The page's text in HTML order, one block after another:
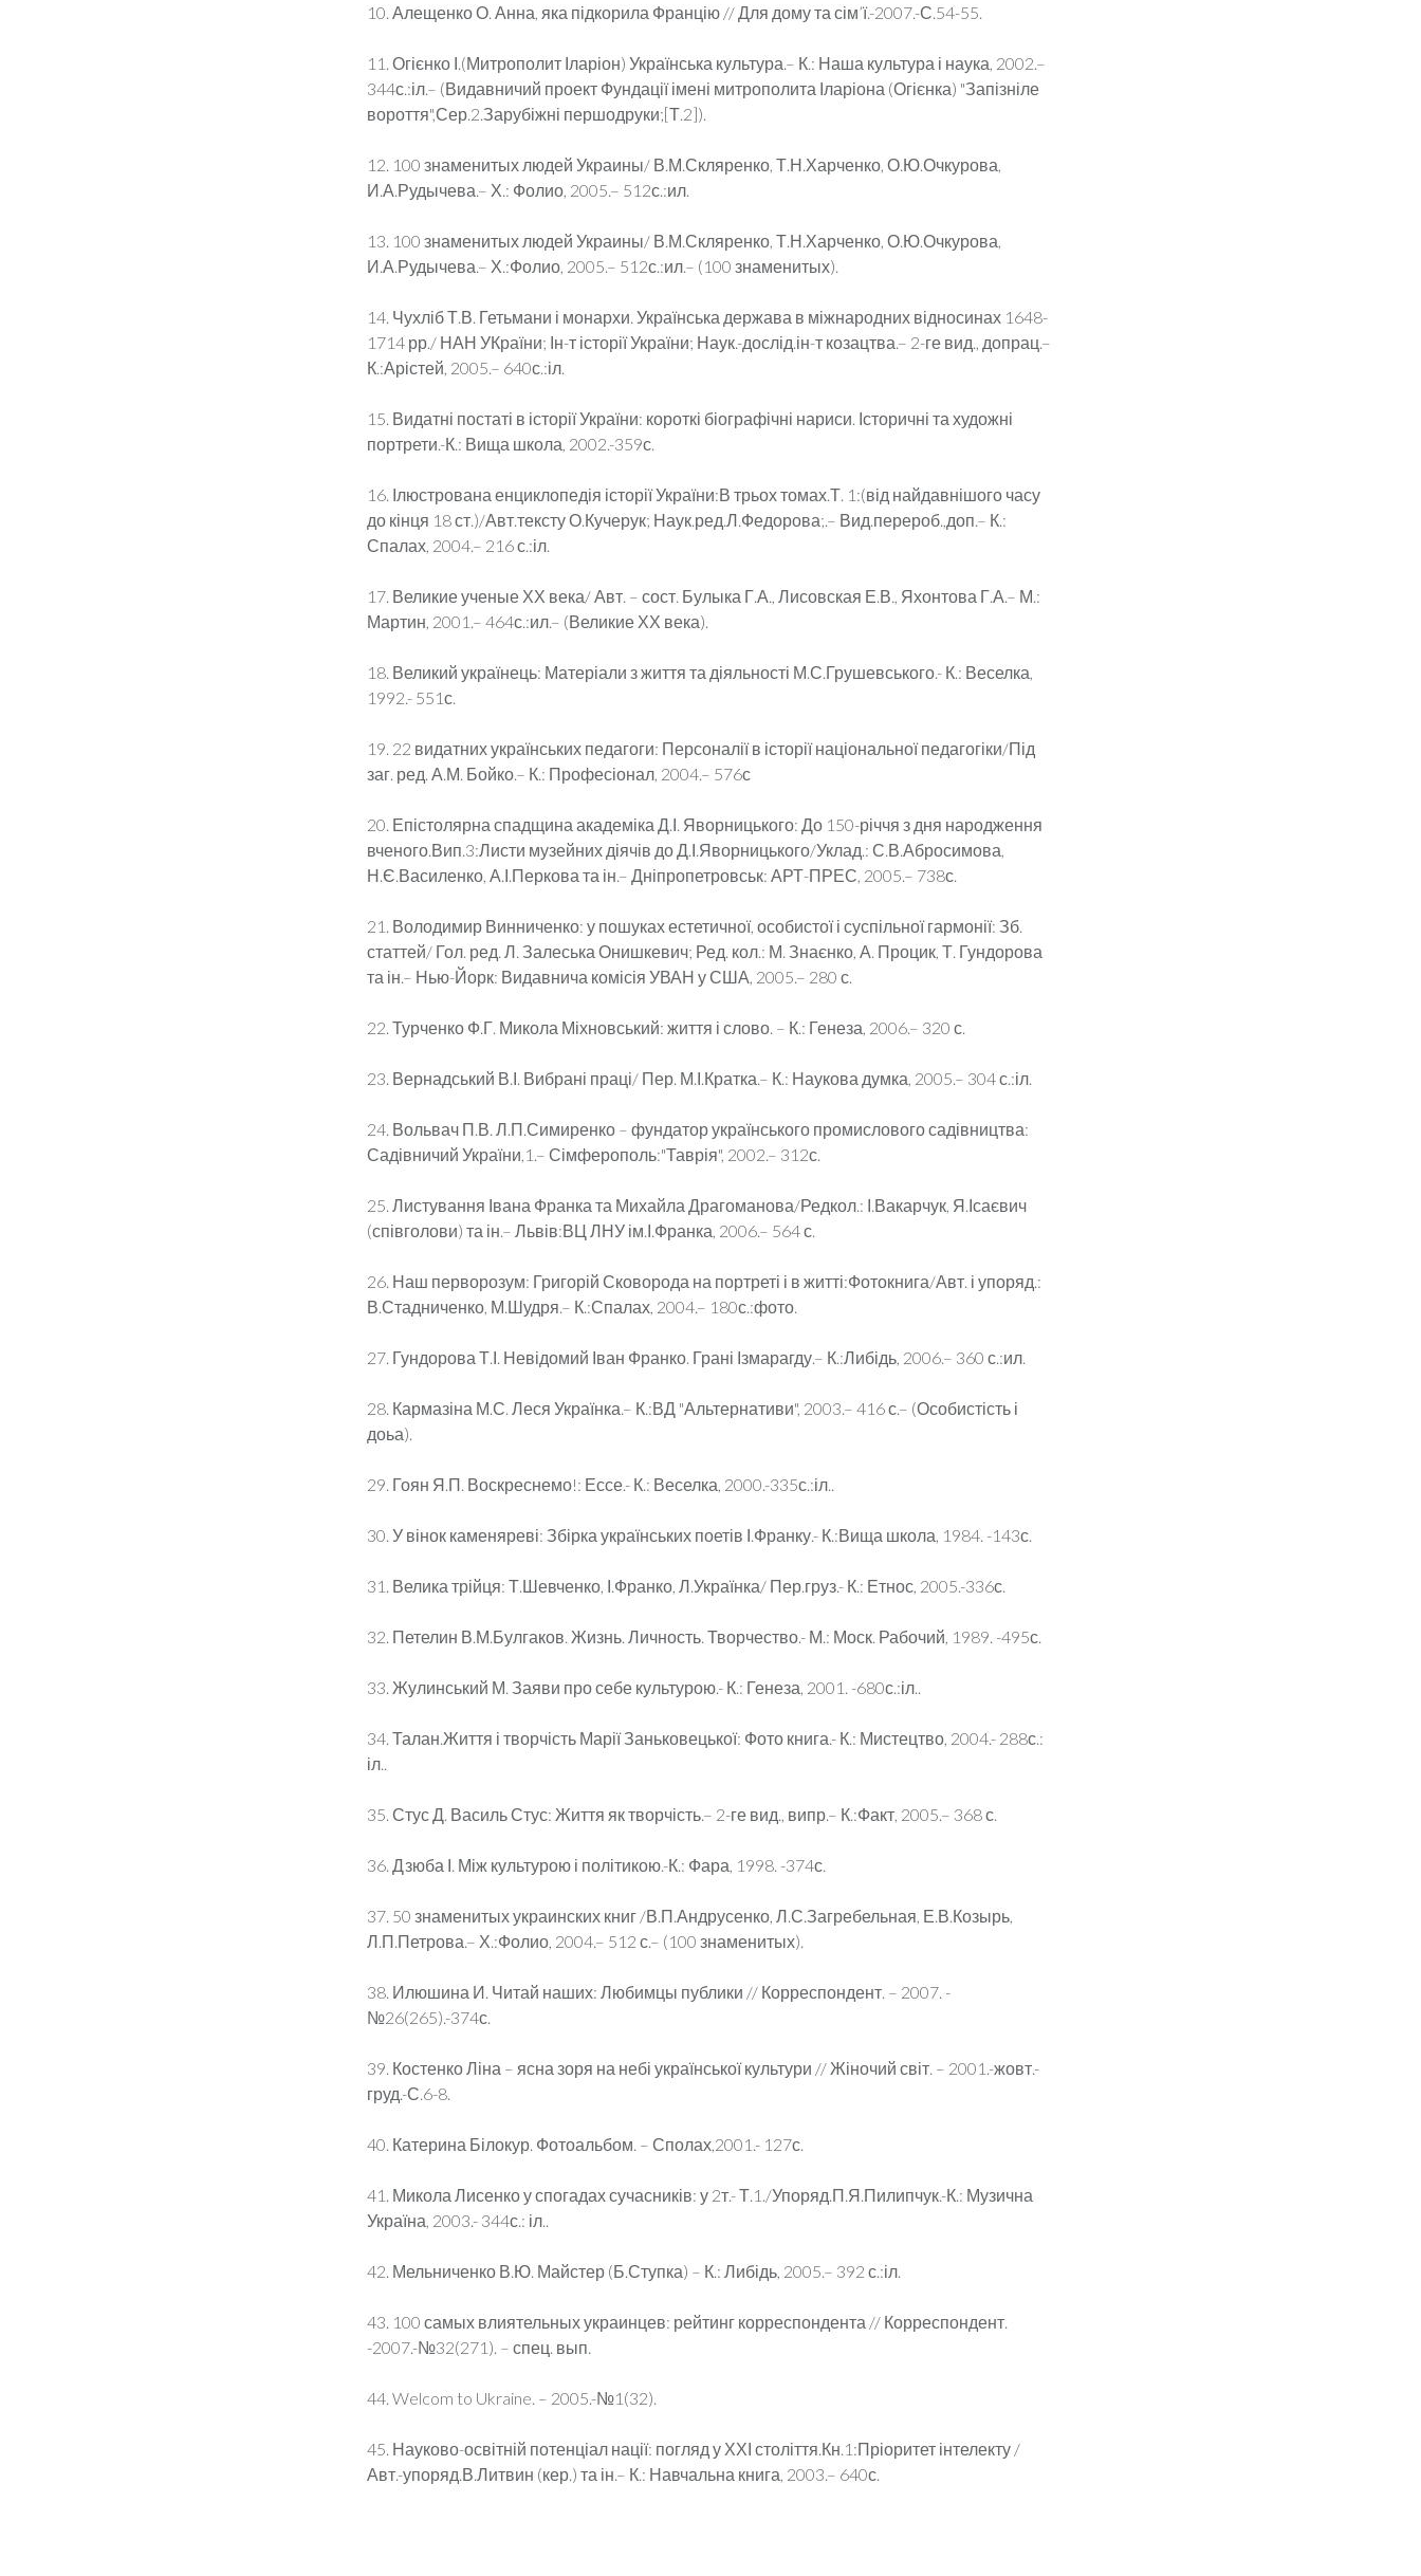
10. Алещенко О. Анна, яка підкорила Францію // Для дому та сім’ї.-2007.-С.54-55.
11. Огієнко І.(Митрополит Іларіон) Українська культура.– К.: Наша культура і наука, 2002.–
344с.:іл.– (Видавничий проект Фундації імені митрополита Іларіона (Огієнка) "Запізніле
вороття",Сер.2.Зарубіжні першодруки;[Т.2]).
12. 100 знаменитых людей Украины/ В.М.Скляренко, Т.Н.Харченко, О.Ю.Очкурова,
И.А.Рудычева.– Х.: Фолио, 2005.– 512с.:ил.
13. 100 знаменитых людей Украины/ В.М.Скляренко, Т.Н.Харченко, О.Ю.Очкурова,
И.А.Рудычева.– Х.:Фолио, 2005.– 512с.:ил.– (100 знаменитых).
14. Чухліб Т.В. Гетьмани і монархи. Українська держава в міжнародних відносинах 1648-
1714 рр./ НАН УКраїни; Ін-т історії України; Наук.-дослід.ін-т козацтва.– 2-ге вид., допрац.–
К.:Арістей, 2005.– 640с.:іл.
15. Видатні постаті в історії України: короткі біографічні нариси. Історичні та художні
портрети.-К.: Вища школа, 2002.-359с.
16. Ілюстрована енциклопедія історії України:В трьох томах.Т. 1:(від найдавнішого часу
до кінця 18 ст.)/Авт.тексту О.Кучерук; Наук.ред.Л.Федорова;.– Вид.перероб.,доп.– К.:
Спалах, 2004.– 216 с.:іл.
17. Великие ученые ХХ века/ Авт. – сост. Булыка Г.А., Лисовская Е.В., Яхонтова Г.А.– М.:
Мартин, 2001.– 464с.:ил.– (Великие ХХ века).
18. Великий українець: Матеріали з життя та діяльності М.С.Грушевського.- К.: Веселка,
1992.- 551с.
19. 22 видатних українських педагоги: Персоналії в історії національної педагогіки/Під
заг. ред. А.М. Бойко.– К.: Професіонал, 2004.– 576с
20. Епістолярна спадщина академіка Д.І. Яворницького: До 150-річчя з дня народження
вченого.Вип.3:Листи музейних діячів до Д.І.Яворницького/Уклад.: С.В.Абросимова,
Н.Є.Василенко, А.І.Перкова та ін.– Дніпропетровськ: АРТ-ПРЕС, 2005.– 738с.
21. Володимир Винниченко: у пошуках естетичної, особистої і суспільної гармонії: Зб.
статтей/ Гол. ред. Л. Залеська Онишкевич; Ред. кол.: М. Знаєнко, А. Процик, Т. Гундорова
та ін.– Нью-Йорк: Видавнича комісія УВАН у США, 2005.– 280 с.
22. Турченко Ф.Г. Микола Міхновський: життя і слово. – К.: Генеза, 2006.– 320 с.
23. Вернадський В.І. Вибрані праці/ Пер. М.І.Кратка.– К.: Наукова думка, 2005.– 304 с.:іл.
24. Вольвач П.В. Л.П.Симиренко – фундатор українського промислового садівництва:
Садівничий України,1.– Сімферополь:"Таврія", 2002.– 312с.
25. Листування Івана Франка та Михайла Драгоманова/Редкол.: І.Вакарчук, Я.Ісаєвич
(співголови) та ін.– Львів:ВЦ ЛНУ ім.І.Франка, 2006.– 564 с.
26. Наш перворозум: Григорій Сковорода на портреті і в житті:Фотокнига/Авт. і упоряд.:
В.Стадниченко, М.Шудря.– К.:Спалах, 2004.– 180с.:фото.
27. Гундорова Т.І. Невідомий Іван Франко. Грані Ізмарагду.– К.:Либідь, 2006.– 360 с.:ил.
28. Кармазіна М.С. Леся Українка.– К.:ВД "Альтернативи", 2003.– 416 с.– (Особистість і
доьа).
29. Гоян Я.П. Воскреснемо!: Ессе.- К.: Веселка, 2000.-335с.:іл..
30. У вінок каменяреві: Збірка українських поетів І.Франку.- К.:Вища школа, 1984. -143с.
31. Велика трійця: Т.Шевченко, І.Франко, Л.Українка/ Пер.груз.- К.: Етнос, 2005.-336с.
32. Петелин В.М.Булгаков. Жизнь. Личность. Творчество.- М.: Моск. Рабочий, 1989. -495с.
33. Жулинський М. Заяви про себе культурою.- К.: Генеза, 2001. -680с.:іл..
34. Талан.Життя і творчість Марії Заньковецької: Фото книга.- К.: Мистецтво, 2004.- 288с.:
іл..
35. Стус Д. Василь Стус: Життя як творчість.– 2-ге вид., випр.– К.:Факт, 2005.– 368 с.
36. Дзюба І. Між культурою і політикою.-К.: Фара, 1998. -374с.
37. 50 знаменитых украинских книг /В.П.Андрусенко, Л.С.Загребельная, Е.В.Козырь,
Л.П.Петрова.– Х.:Фолио, 2004.– 512 с.– (100 знаменитых).
38. Илюшина И. Читай наших: Любимцы публики // Корреспондент. – 2007. -
№26(265).-374с.
39. Костенко Ліна – ясна зоря на небі української культури // Жіночий світ. – 2001.-жовт.-
груд.-С.6-8.
40. Катерина Білокур. Фотоальбом. – Сполах,2001.- 127с.
41. Микола Лисенко у спогадах сучасників: у 2т.- Т.1./Упоряд.П.Я.Пилипчук.-К.: Музична
Україна, 2003.- 344с.: іл..
42. Мельниченко В.Ю. Майстер (Б.Ступка) – К.: Либідь, 2005.– 392 с.:іл.
43. 100 самых влиятельных украинцев: рейтинг корреспондента // Корреспондент.
-2007.-№32(271). – спец. вып.
44. Welcom to Ukraine. – 2005.-№1(32).
45. Науково-освітній потенціал нації: погляд у ХХІ століття.Кн.1:Пріоритет інтелекту /
Авт.-упоряд.В.Литвин (кер.) та ін.– К.: Навчальна книга, 2003.– 640с.